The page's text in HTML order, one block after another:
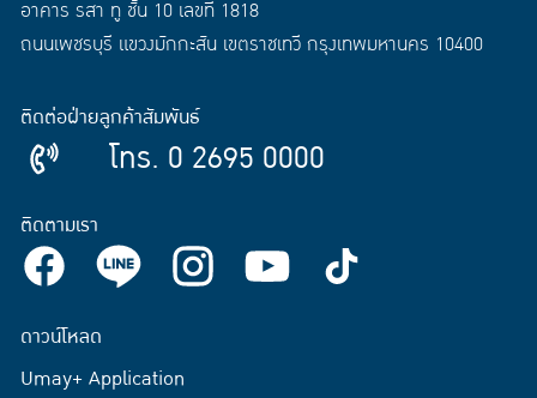
อาคาร รสา ทู ชั้น 10 เลขที่ 1818
ถนนเพชรบุรี แขวงมักกะสัน เขตราชเทวี กรุงเทพมหานคร 10400
ติดต่อฝ่ายลูกค้าสัมพันธ์
โทร. 0 2695 0000
ติดตามเรา
ดาวน์โหลด
Umay+ Application